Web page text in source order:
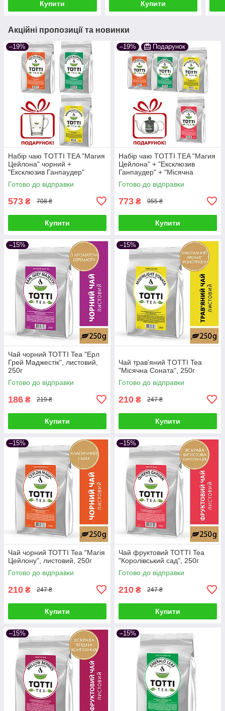
Купити Купити
Акційні пропозиції та новинки
–19%
Набір чаю TOTTI TEA "Магия
Цейлона" чорний +
"Ексклюзив Ганпаудер"
зелений + "Місячна Соната"
трав'яний
Готово до відправки
573 ₴ 708 ₴
Купити
–19% Подарунок
Набір чаю TOTTI TEA "Магия
Цейлона" + "Ексклюзив
Ганпаудер" + "Місячна
Соната" + "Королівський сад"
Готово до відправки
773 ₴ 955 ₴
Купити
–15%
Чай чорний ТОТТІ Tea "Ерл
Грей Маджестік", листовий,
250г
Готово до відправки
186 ₴ 219 ₴
Купити
–15%
Чай трав'яний TОТТІ Tea
"Місячна Соната", 250г
Готово до відправки
210 ₴ 247 ₴
Купити
–15%
Чай чорний ТОТТІ Tea "Магія
Цейлону", листовий, 250г
Готово до відправки
210 ₴ 247 ₴
Купити
–15%
Чай фруктовий ТОТТІ Tea
"Королівський сад", 250г
Готово до відправки
210 ₴ 247 ₴
Купити
–15% –15%